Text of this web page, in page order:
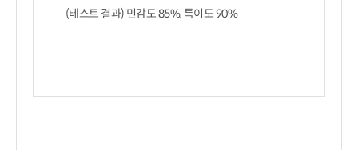
(테스트 결과) 민감도 85%, 특이도 90%